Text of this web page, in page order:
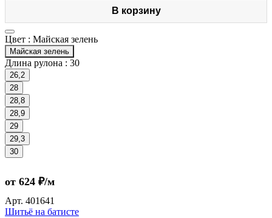
В корзину
Цвет : Майская зелень
Майская зелень
Длина рулона : 30
26,2
28
28,8
28,9
29
29,3
30
от 624 ₽/м
Арт. 401641
Шитьё на батисте